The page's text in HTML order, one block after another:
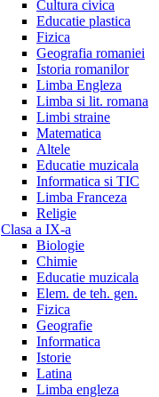
Cultura civica
Educatie plastica
Fizica
Geografia romaniei
Istoria romanilor
Limba Engleza
Limba si lit. romana
Limbi straine
Matematica
Altele
Educatie muzicala
Informatica si TIC
Limba Franceza
Religie
Clasa a IX-a
Biologie
Chimie
Educatie muzicala
Elem. de teh. gen.
Fizica
Geografie
Informatica
Istorie
Latina
Limba engleza